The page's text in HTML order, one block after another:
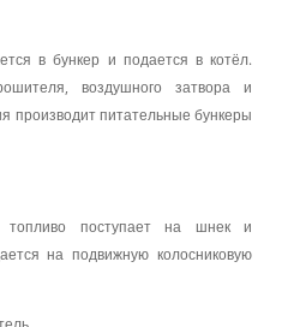
в бункер и подается в котёл.
воздушного затвора и
производит питательные бункеры
топливо поступает на шнек и
на подвижную колосниковую